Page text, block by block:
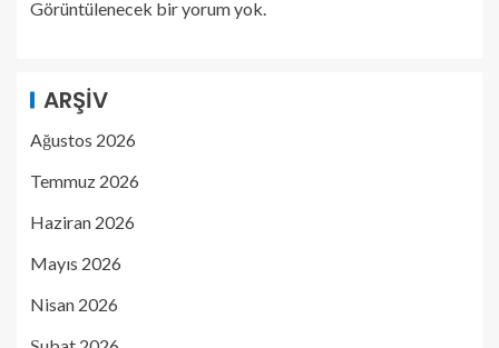
Görüntülenecek bir yorum yok.
ARŞIV
Ağustos 2026
Temmuz 2026
Haziran 2026
Mayıs 2026
Nisan 2026